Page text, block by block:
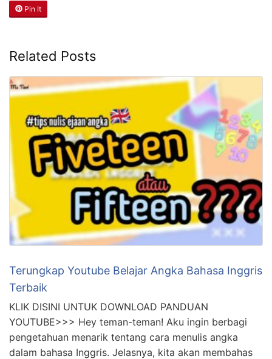
Pin It
Related Posts
Terungkap Youtube Belajar Angka Bahasa Inggris
Terbaik
KLIK DISINI UNTUK DOWNLOAD PANDUAN
YOUTUBE>>> Hey teman-teman! Aku ingin berbagi
pengetahuan menarik tentang cara menulis angka
dalam bahasa Inggris. Jelasnya, kita akan membahas